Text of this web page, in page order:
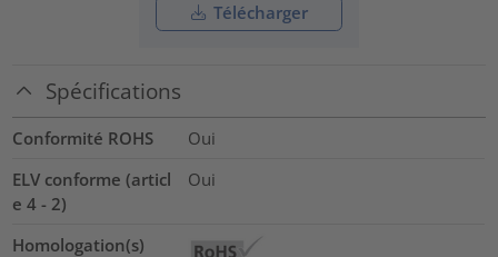
Télécharger
Spécifications
Conformité ROHS
Oui
ELV conforme (articl
e 4 - 2)
Oui
Homologation(s)